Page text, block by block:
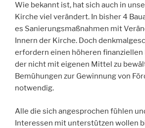
Wie bekannt ist, hat sich auch in
Kirche viel verändert. In bisher 4
es Sanierungsmaßnahmen mit
Innern der Kirche. Doch
erfordern einen höheren finanziellen
der nicht mit eigenen Mittel zu
Bemühungen zur Gewinnung von
notwendig.
Alle die sich angesprochen fühlen
Interessen mit unterstützen wollen